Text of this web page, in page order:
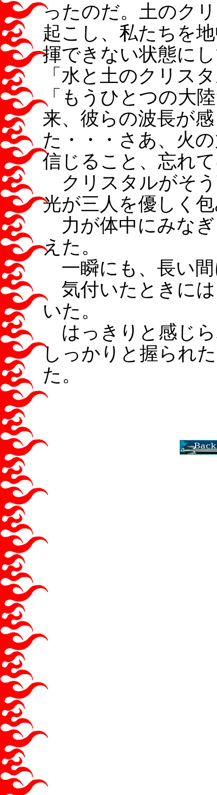
ったのだ。土のク
起こし、私たちを
揮できない状態に
「水と土のクリス
「もうひとつの大
来、彼らの波長が
た・・・さあ、火
信じること、忘れ
クリスタルがそ
光が三人を優しく
力が体中にみな
えた。
一瞬にも、長い
気付いたときには
いた。
はっきりと感じ
しっかりと握られ
た。